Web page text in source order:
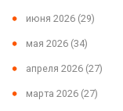
июня 2026 (29)
мая 2026 (34)
апреля 2026 (27)
марта 2026 (27)